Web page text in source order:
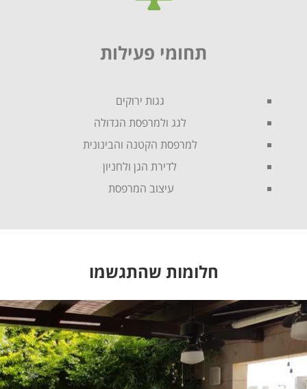
תחומי פעילות
גגות ירוקים
לגג ולמרפסת הגדולה
למרפסת הקטנה והבינונית
לדירת הגן ולחניון
עיצוב המרפסת
חלומות שהתגשמו